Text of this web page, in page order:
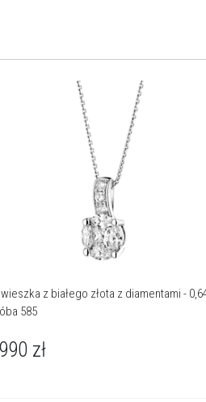
z białego złota z diamentami -
585
zł